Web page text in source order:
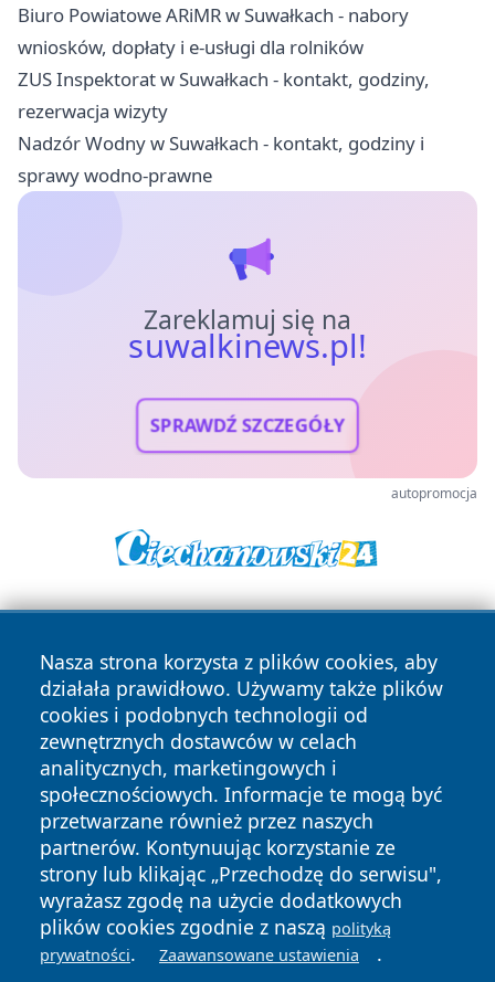
Biuro Powiatowe ARiMR w Suwałkach - nabory
wniosków, dopłaty i e-usługi dla rolników
ZUS Inspektorat w Suwałkach - kontakt, godziny,
rezerwacja wizyty
Nadzór Wodny w Suwałkach - kontakt, godziny i
sprawy wodno-prawne
Zareklamuj się na
suwalkinews.pl!
SPRAWDŹ SZCZEGÓŁY
autopromocja
Nasza strona korzysta z plików cookies, aby
działała prawidłowo. Używamy także plików
cookies i podobnych technologii od
zewnętrznych dostawców w celach
analitycznych, marketingowych i
społecznościowych. Informacje te mogą być
przetwarzane również przez naszych
partnerów. Kontynuując korzystanie ze
strony lub klikając „Przechodzę do serwisu",
wyrażasz zgodę na użycie dodatkowych
plików cookies zgodnie z naszą polityką
prywatności. Zaawansowane ustawienia .
Copyright © 2026 suwalkinews.pl Wszystkie prawa
zastrzeżone.
News Autorzy
Polityka
Prywatności
Polityka
Cookies